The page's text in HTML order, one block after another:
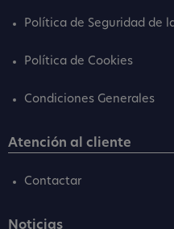
Política de Seguridad de
Política de Cookies
Condiciones Generales
Atención al cliente
Contactar
Noticias